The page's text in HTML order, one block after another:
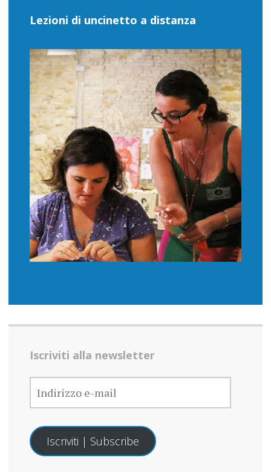
Lezioni di uncinetto a distanza
Iscriviti alla newsletter
INDIRIZZO
E-
MAIL
Iscriviti | Subscribe